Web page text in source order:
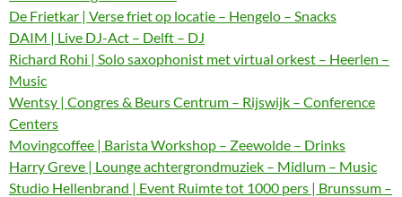
De Frietkar | Verse friet op locatie – Hengelo – Snacks
DAIM | Live DJ-Act – Delft – DJ
Richard Rohi | Solo saxophonist met virtual orkest – Heerlen –
Music
Wentsy | Congres & Beurs Centrum – Rijswijk – Conference
Centers
Movingcoffee | Barista Workshop – Zeewolde – Drinks
Harry Greve | Lounge achtergrondmuziek – Midlum – Music
Studio Hellenbrand | Event Ruimte tot 1000 pers | Brunssum –